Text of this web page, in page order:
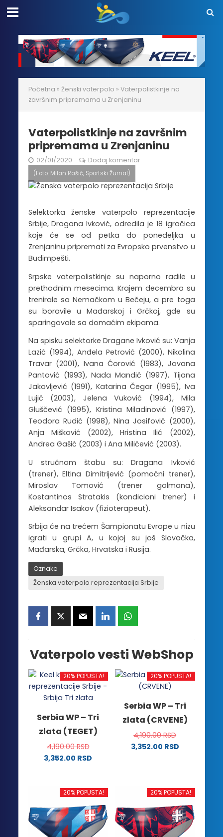
Početna » Ženski vaterpolo » Vaterpolistkinje na
završnim pripremama u Zrenjaninu
Vaterpolistkinje na završnim
pripremama u Zrenjaninu
02/01/2020 Dodaj komentar
(Foto: Milan Rašić, Sportski Žurnal)
Selektorka ženske vaterpolo reprezentacije
Srbije, Dragana Ivković, odredila je 18 igračica
koje će se od petka do ponedeljka u
Zrenjaninu pripremati za Evropsko prvenstvo u
Budimpešti.
Srpske vaterpolistkinje su naporno radile u
prethodnim mesecima. Krajem decembra su
trenirale sa Nemačkom u Bečeju, a pre toga
su boravile u Mađarskoj i Grčkoj, gde su
sparingovale sa domaćim ekipama.
Na spisku selektorke Dragane Ivković su: Vanja
Lazić (1994), Anđela Petrović (2000), Nikolina
Travar (2001), Ivana Ćorović (1983), Jovana
Pantović (1993), Nada Mandić (1997), Tijana
Jakovljević (1991), Katarina Čegar (1995), Iva
Lujić (2003), Jelena Vuković (1994), Mila
Gluščević (1995), Kristina Miladinović (1997),
Teodora Rudić (1998), Nina Josifović (2000),
Anja Mišković (2002), Hristina Ilić (2002),
Andrea Gašić (2003) i Ana Milićević (2003).
U stručnom štabu su: Dragana Ivković
(trener), Eltina Dimitrijević (pomoćni trener),
Miroslav Tomović (trener golmana),
Kostantinos Stratakis (kondicioni trener) i
Aleksandar Isakov (fizioterapeut).
Srbija će na trećem Šampionatu Evrope u nizu
igrati u grupi A, u kojoj su još Slovačka,
Mađarska, Grčka, Hrvatska i Rusija.
Oznake
Ženska vaterpolo reprezentacija Srbije
Vaterpolo vesti WebShop
20% POPUSTA!
Serbia WP – Tri
zlata (TEGET)
4,190.00RSD
3,352.00 RSD
ima
varijanti.
Opcije
20% POPUSTA!
Serbia WP – Tri
zlata (CRVENE)
4,190.00RSD
3,352.00 RSD
više
varijanti.
Opcije
mogu
20% POPUSTA! 20% POPUSTA!